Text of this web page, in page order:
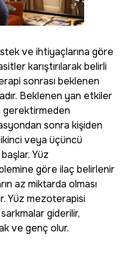
ve ihtiyaçlarına göre
karıştırılarak belirli
sonrası beklenen
Beklenen yan etkiler
gerektirmeden
sonra kişiden
veya üçüncü
Yüz
göre ilaç belirlenir
az miktarda olması
Yüz mezoterapisi
giderilir,
ve genç olur.